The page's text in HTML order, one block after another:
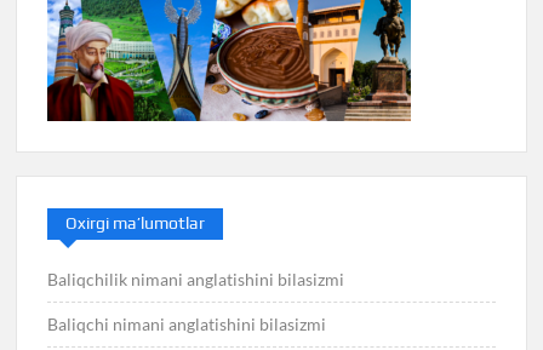
Oxirgi ma’lumotlar
Baliqchilik nimani anglatishini bilasizmi
Baliqchi nimani anglatishini bilasizmi